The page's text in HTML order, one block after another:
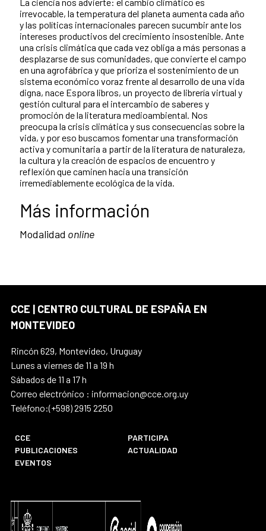
irrevocable, la temperatura del planeta aumenta cada año
y las políticas internacionales parecen sucumbir ante los
intereses productivos del crecimiento insostenible. Ante
una crisis climática que cada vez obliga a más personas a
desplazarse de sus comunidades, que convierte el campo
en una agrofábrica y que prioriza el sostenimiento de un
sistema económico voraz frente al desarrollo de una vida
digna, nace Espora libros, un proyecto de librería virtual y
gestión cultural para el intercambio de saberes y
promoción de la literatura medioambiental. Nos
preocupa la crisis climática y sus consecuencias sobre la
vida, y por eso buscamos fomentar una transformación
activa y comunitaria a partir de la literatura de naturaleza,
la cultura y la creación de espacios de encuentro y
reflexión que caminen hacia una transición
irremediablemente ecológica de la vida.
Más información
Modalidad online
CCE | CENTRO CULTURAL DE ESPAÑA EN
MONTEVIDEO
Rincón 629, Montevideo, Uruguay
Lunes a viernes de 11 a 19 h
Sábados de 11 a 17 h
Correo electrónico : informacion@cce.org.uy
Teléfono:(+598) 2915 2250
CCE
PARTICIPA
PUBLICACIONES
ACTUALIDAD
EVENTOS